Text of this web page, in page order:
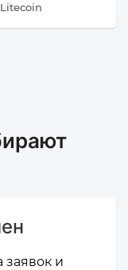
Litecoin
заявок и